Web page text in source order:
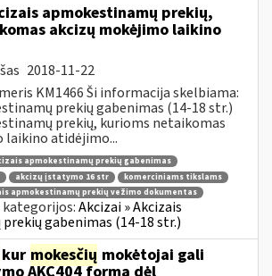
apmokestinamų prekių,
akcizų mokėjimo laikino
2018-11-22
KM1466 Ši informacija skelbiama:
prekių gabenimas (14-18 str.)
prekių, kurioms netaikomas
laikino atidėjimo...
apmokestinamų prekių gabenimas
akcizų įstatymo 16 str
komerciniams tikslams
apmokestinamų prekių vežimo dokumentas
kategorijos:Akcizai » Akcizais
gabenimas (14-18 str.)
kur mokesčių mokėtojai gali
AKC404 formą dėl